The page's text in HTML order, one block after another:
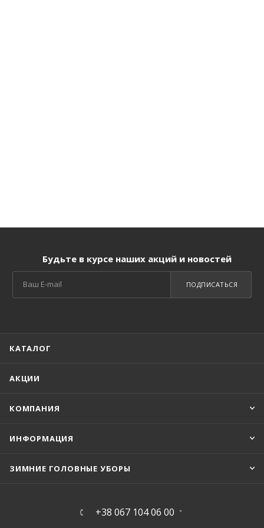
Будьте в курсе наших акций и новостей
ПОДПИСАТЬСЯ
КАТАЛОГ
АКЦИИ
КОМПАНИЯ
ИНФОРМАЦИЯ
ЗИМНИЕ ГОЛОВНЫЕ УБОРЫ
+38 067 104 06 00